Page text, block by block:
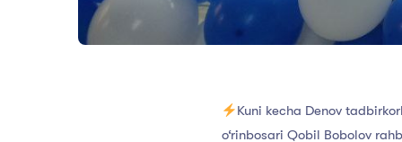
Kuni kecha Denov
o‘rinbosari Qobil Bobolov